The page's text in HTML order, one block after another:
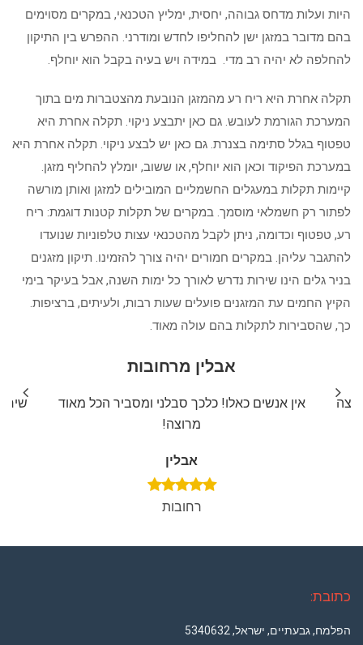
היות ועלות מדחס גבוהה, יחסית, ימליץ הטכנאי, במקרים מסוימים
בהם מדובר במזגן ישן להחליפו לחדש ומודרני. ההפרש בין התיקון
להחלפה לא יהיה רב מדי. במידה ויש בעיה בקבל הוא יוחלף.
תקלה אחרת היא ריח רע מהמזגן הנובעת מהצטברות מים בתוך
המערכת הגורמת לעובש. גם כאן יתבצע ניקוי. תקלה אחרת היא
טפטוף בגלל סתימה בצנרת. גם כאן יש לבצע ניקוי. תקלה אחרת היא
במערכת הפיקוד וכאן הוא יוחלף, או ששוב, יומלץ להחליף מזגן.
קיימות תקלות במעגלים החשמליים המובילים למזגן ואותן מורשה
לפתור רק חשמלאי מוסמך. במקרים של תקלות קטנות דוגמת: ריח
רע, טפטוף וכדומה, ניתן לקבל מהטכנאי עצות טלפוניות שנועדו
להתגבר עליהן. במקרים חמורים יהיה צורך להזמינו. תיקון מזגנים
בניר גלים הינו שירות נדרש לאורך כל ימות השנה, אבל בעיקר בימי
הקיץ החמים עת המזגנים פועלים שעות רבות, ולעיתים, ברציפות.
כך, שהסבירות לתקלות בהם עולה מאוד.
אבלין מרחובות
אין אנשים כאלו! כלכך סבלני ומסביר הכל מאוד
מרוצה!
אבלין
רחובות
כתובת:
הפלמח, גבעתיים, ישראל, 5340632